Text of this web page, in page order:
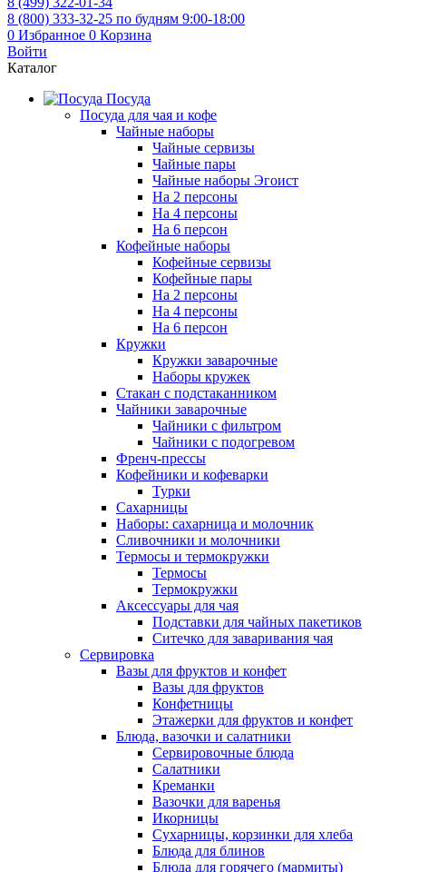
8 (800) 333-32-25 по будням 9:00-18:00
0 Избранное 0 Корзина
Войти
Каталог
Посуда
Посуда для чая и кофе
Чайные наборы
Чайные сервизы
Чайные пары
Чайные наборы Эгоист
На 2 персоны
На 4 персоны
На 6 персон
Кофейные наборы
Кофейные сервизы
Кофейные пары
На 2 персоны
На 4 персоны
На 6 персон
Кружки
Кружки заварочные
Наборы кружек
Стакан с подстаканником
Чайники заварочные
Чайники с фильтром
Чайники с подогревом
Френч-прессы
Кофейники и кофеварки
Турки
Сахарницы
Наборы: сахарница и молочник
Сливочники и молочники
Термосы и термокружки
Термосы
Термокружки
Аксессуары для чая
Подставки для чайных пакетиков
Ситечко для заваривания чая
Сервировка
Вазы для фруктов и конфет
Вазы для фруктов
Конфетницы
Этажерки для фруктов и конфет
Блюда, вазочки и салатники
Сервировочные блюда
Салатники
Креманки
Вазочки для варенья
Икорницы
Сухарницы, корзинки для хлеба
Блюда для блинов
Блюда для горячего (мармиты)